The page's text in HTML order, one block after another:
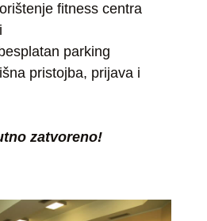
fitness centra
parking
pristojba, prijava i
zatvoreno!